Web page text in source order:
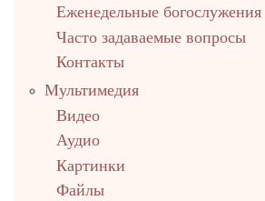
Еженедельные богослужения
Часто задаваемые вопросы
Контакты
Мультимедия
Видео
Аудио
Картинки
Файлы